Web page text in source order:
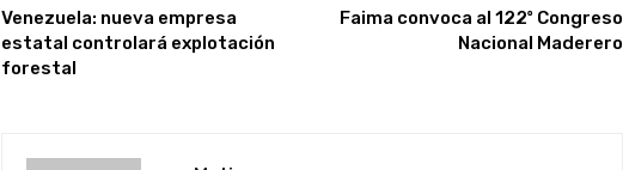
Venezuela: nueva empresa
estatal controlará explotación
forestal
Faima convoca al 122º Congreso
Nacional Maderero